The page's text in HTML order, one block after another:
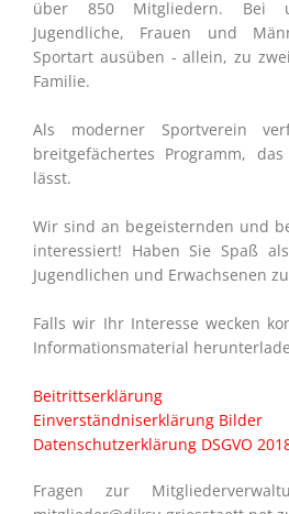
über 850 Mitgliedern. Bei
Jugendliche, Frauen und
Sportart ausüben - allein, zu
Familie.
Als moderner Sportverein
breitgefächertes Programm,
lässt.
Wir sind an begeisternden und
interessiert! Haben Sie Spaß
Jugendlichen und Erwachsenen
Falls wir Ihr Interesse wecken
Informationsmaterial
Beitrittserklärung
Einverständniserklärung Bilder
Datenschutzerklärung DSGVO
Fragen zur